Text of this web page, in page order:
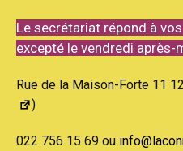
Le secrétariat répond à
excepté le vendredi après-
Rue de la Maison-Forte 11
)
022 756 15 69 ou